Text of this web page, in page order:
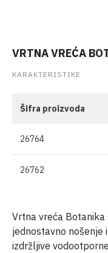
VRTNA VREĆA
KARAKTERISTIKE
Šifra proizvoda
26764
26762
Vrtna vreća
jednostavno nošenje
izdržljive